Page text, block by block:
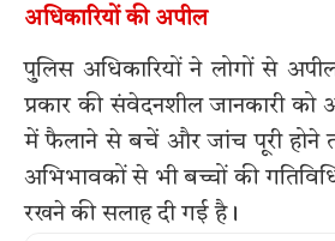
अधिकारियों की अपील
पुलिस अधिकारियों ने लोगों से
प्रकार की संवेदनशील जानकारी को
में फैलाने से बचें और जांच पूरी होने
अभिभावकों से भी बच्चों की
रखने की सलाह दी गई है।